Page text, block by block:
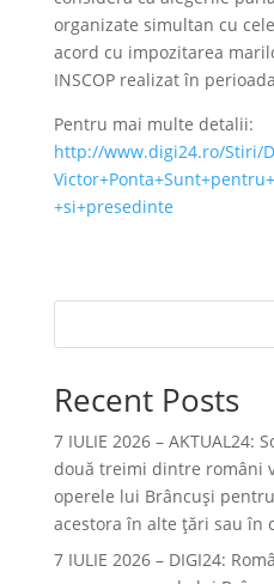
organizate simultan cu
acord cu impozitarea
INSCOP realizat în
Pentru mai multe detalii:
http://www.digi24.ro/Stiri/
+si+presedinte
Recent Posts
7 IULIE 2026 – AKTUAL24:
două treimi dintre români
operele lui Brâncuşi
acestora în alte ţări sau în
7 IULIE 2026 – DIGI24: